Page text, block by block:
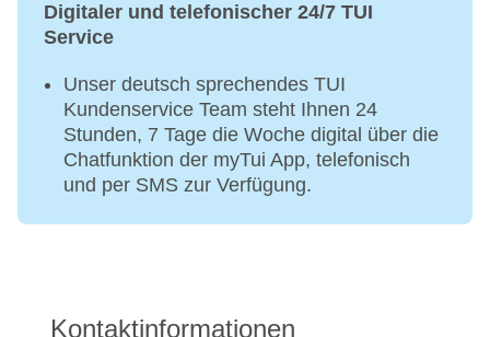
Digitaler und telefonischer 24/7 TUI
Service
Unser deutsch sprechendes TUI
Kundenservice Team steht Ihnen 24
Stunden, 7 Tage die Woche digital über die
Chatfunktion der myTui App, telefonisch
und per SMS zur Verfügung.
Kontaktinformationen